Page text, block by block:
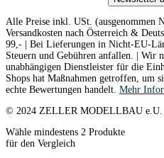
Alle Preise inkl. USt. (ausgenommen
Versandkosten nach Österreich &
99,- | Bei Lieferungen in Nicht-EU-
Steuern und Gebühren anfallen. | Wir
unabhängigen Dienstleister für die
Shops hat Maßnahmen getroffen, um
echte Bewertungen handelt. Mehr
© 2024 ZELLER MODELLBAU e.U.
Wähle mindestens 2 Produkte
für den Vergleich